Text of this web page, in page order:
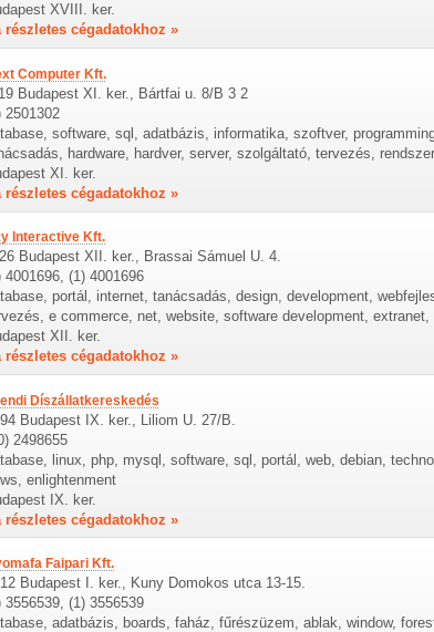
XVIII. ker.
részletes cégadatokhoz »
Computer Kft.
Budapest XI. ker., Bártfai u. 8/B 3 2
2501302
software, sql, adatbázis, informatika, szoftver,
hardware, hardver, server, szolgáltató, tervezés, rendszer
XI. ker.
részletes cégadatokhoz »
Interactive Kft.
Budapest XII. ker., Brassai Sámuel U. 4.
4001696, (1) 4001696
portál, internet, tanácsadás, design, development,
e commerce, net, website, software development, extranet,
XII. ker.
részletes cégadatokhoz »
Díszállatkereskedés
Budapest IX. ker., Liliom U. 27/B.
2498655
linux, php, mysql, software, sql, portál, web, debian,
enlightenment
IX. ker.
részletes cégadatokhoz »
Faipari Kft.
Budapest I. ker., Kuny Domokos utca 13-15.
3556539, (1) 3556539
adatbázis, boards, faház, fűrészüzem, ablak, window,